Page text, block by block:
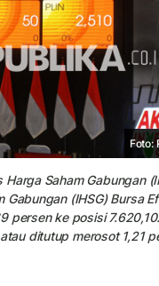
Foto:
Saham Gabungan
(IHSG) Bursa
persen ke posisi
ditutup merosot 1,21